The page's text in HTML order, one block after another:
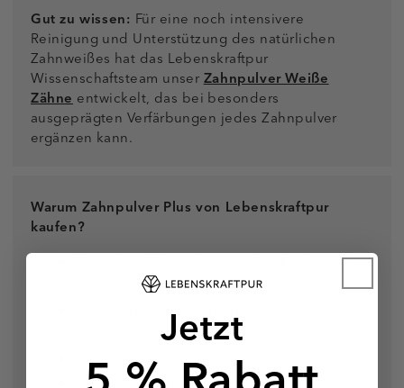
Gut zu wissen: Für eine noch intensivere
Reinigung und Unterstützung des natürlichen
Zahnweißes hat das Lebenskraftpur
Wissenschaftsteam unserZahnpulver Weiße
Zähneentwickelt, das bei besonders
ausgeprägten Verfärbungen jedes Zahnpulver
ergänzen kann.
Warum Zahnpulver Plus von Lebenskraftpur
kaufen?
Basisches Zahnpulver mit Bio-Kurkuma und
Bio-Pfefferminzöl
Unterstützt die ganzheitliche Zahnpflege,
mit RDA-Wert 21,31
Ohne extra zugesetztes Fluorid
Jetzt